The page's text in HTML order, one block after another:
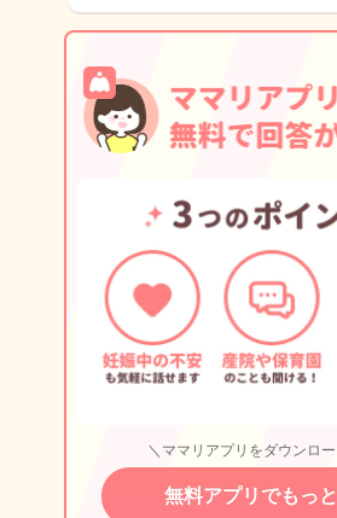
＼ママリアプリをダウンロ
無料アプリでもっ